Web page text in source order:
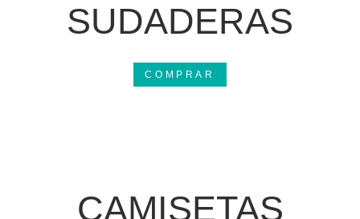
SUDADERAS
COMPRAR
CAMISETAS